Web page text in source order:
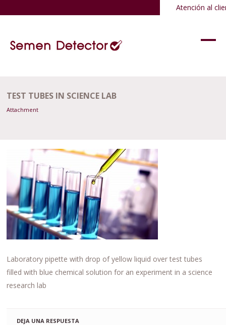
Atención al
TEST TUBES IN SCIENCE LAB
Attachment
Laboratory pipette with drop of yellow liquid over test tubes
filled with blue chemical solution for an experiment in a science
research lab
DEJA UNA RESPUESTA